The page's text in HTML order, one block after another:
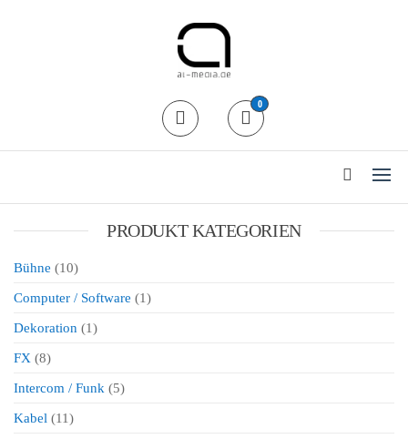
al-media Dryhire Shop
professionelle
Veranstaltungstechnik in Köln
24/7 Abholung / Rückgabe
0
PRODUKT KATEGORIEN
Bühne (10)
Computer / Software (1)
Dekoration (1)
FX (8)
Intercom / Funk (5)
Kabel (11)